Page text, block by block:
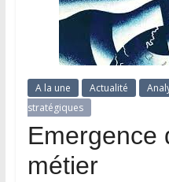
A la une Actualité
stratégiques
Emergence
métier